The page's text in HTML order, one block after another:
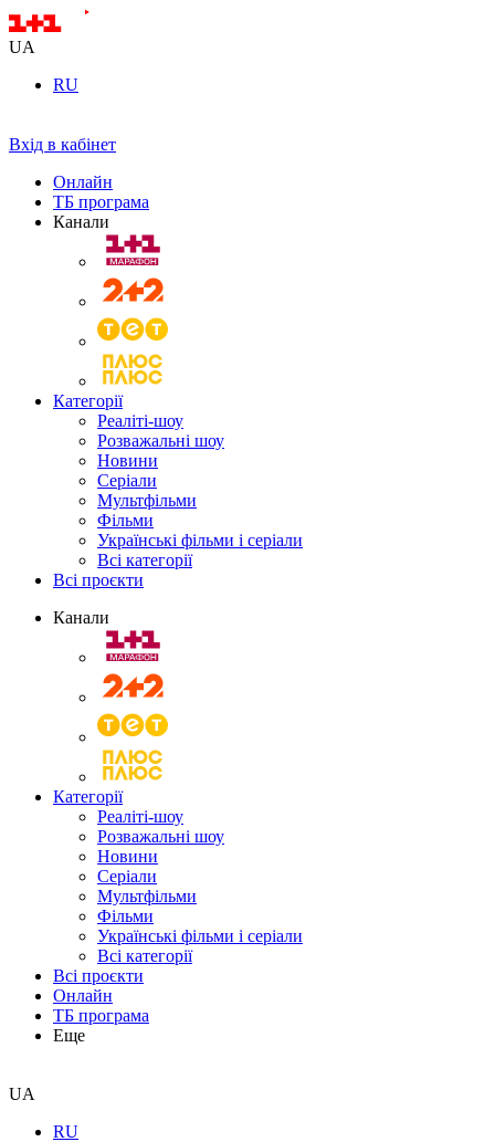
UA
RU
Вхід в кабінет
Онлайн
ТБ програма
Канали
Категорії
Реаліті-шоу
Розважальні шоу
Новини
Серіали
Мультфільми
Фільми
Українські фільми і серіали
Всі категорії
Всі проєкти
Канали
Категорії
Реаліті-шоу
Розважальні шоу
Новини
Серіали
Мультфільми
Фільми
Українські фільми і серіали
Всі категорії
Всі проєкти
Онлайн
ТБ програма
Еще
UA
RU